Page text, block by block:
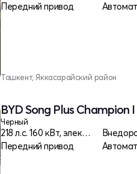
Передний привод
Автомат
Ташкент, Яккасарайский район
BYD Song Plus Champion I
Черный
218 л.c. 160 кВт, электро
Передний привод
Автомат